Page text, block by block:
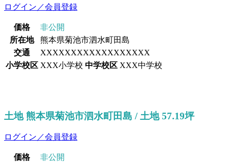
ログイン／会員登録
価格
非公開
所在地
熊本県菊池市泗水町田島
交通
XXXXXXXXXXXXXXXXXX
小学校区 XXX小学校 中学校区 XXX中学校
土地 熊本県菊池市泗水町田島 / 土地 57.19坪
ログイン／会員登録
価格
非公開